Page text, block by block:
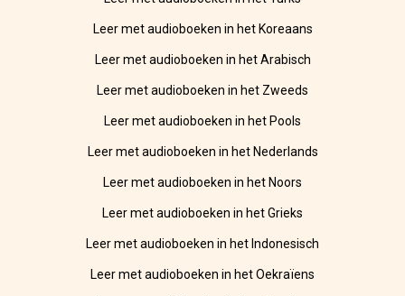
Leer met audioboeken in het Koreaans
Leer met audioboeken in het Arabisch
Leer met audioboeken in het Zweeds
Leer met audioboeken in het Pools
Leer met audioboeken in het Nederlands
Leer met audioboeken in het Noors
Leer met audioboeken in het Grieks
Leer met audioboeken in het Indonesisch
Leer met audioboeken in het Oekraïens